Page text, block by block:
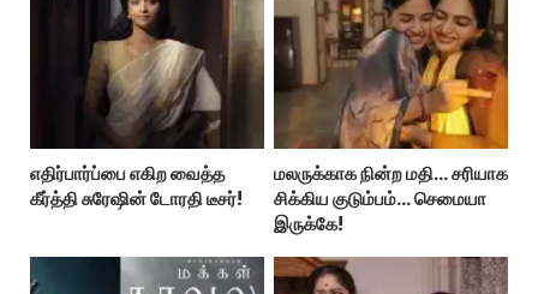
எதிர்பார்ப்பை எகிற வைத்த
கீர்த்தி சுரேஷின் டோரதி டீசர்!
மலருக்காக நின்ற மதி… சரியாக
சிக்கிய குடும்பம்… செமையா
இருக்கே!